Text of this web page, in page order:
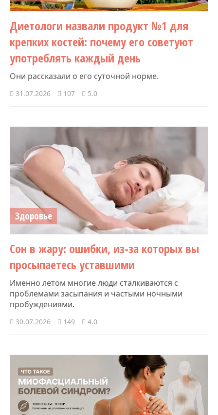
Диетологи назвали продукт №1 для
крепких костей: почему его советуют
употреблять каждый день
Они рассказали о его суточной норме.
31.07.2026 107 5.0
Здоровье
Сон в жару: ошибки, из-за которых вы
просыпаетесь уставшими
Именно летом многие люди сталкиваются с
проблемами засыпания и частыми ночными
пробуждениями.
30.07.2026 149 4.0